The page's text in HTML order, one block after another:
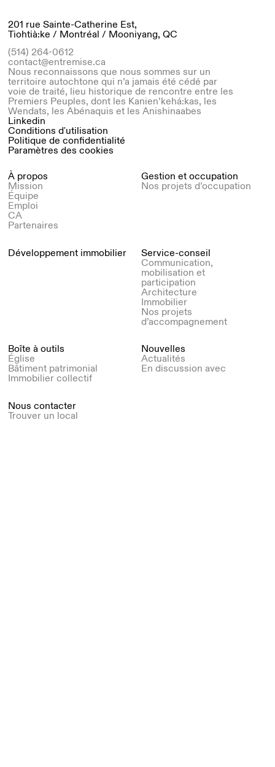
À propos
Mission
Équipe
Emploi
CA
Partenaires
Gestion et occupation
Nos projets d’occupation
Développement immobilier
Service-conseil
Communication,
mobilisation et
participation
Architecture
Immobilier
Nos projets
d’accompagnement
Boîte à outils
Église
Bâtiment patrimonial
Immobilier collectif
Nouvelles
Actualités
En discussion avec
Nous contacter
Trouver un local
201 rue Sainte-Catherine Est,
Tiohtià:ke / Montréal / Mooniyang, QC
(514) 264-0612
contact@entremise.ca
Nous reconnaissons que nous sommes sur un
territoire autochtone qui n’a jamais été cédé par
voie de traité, lieu historique de rencontre entre les
Premiers Peuples, dont les Kanien’kehá:kas, les
Wendats, les Abénaquis et les Anishinaabes
Linkedin
Conditions d'utilisation
Politique de confidentialité
Paramètres des cookies